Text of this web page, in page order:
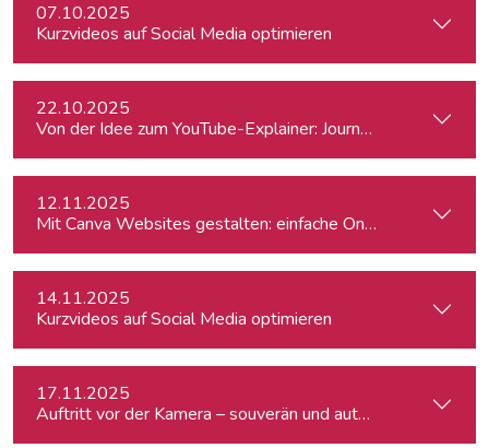
07.10.2025
Kurzvideos auf Social Media optimieren
22.10.2025
Von der Idee zum YouTube-Explainer: Journalistische
12.11.2025
Mit Canva Websites gestalten: einfache One-Pager für
14.11.2025
Kurzvideos auf Social Media optimieren
17.11.2025
Auftritt vor der Kamera – souverän und authentisch